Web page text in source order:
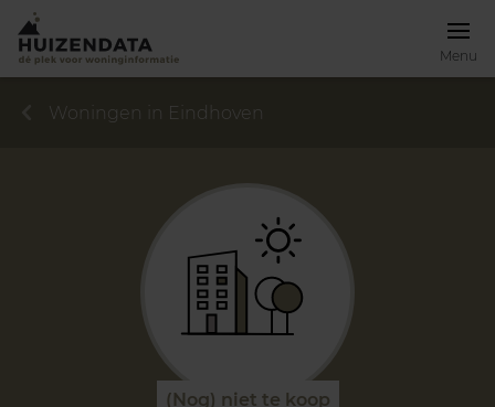
Menu
Woningen in Eindhoven
(Nog) niet te koop